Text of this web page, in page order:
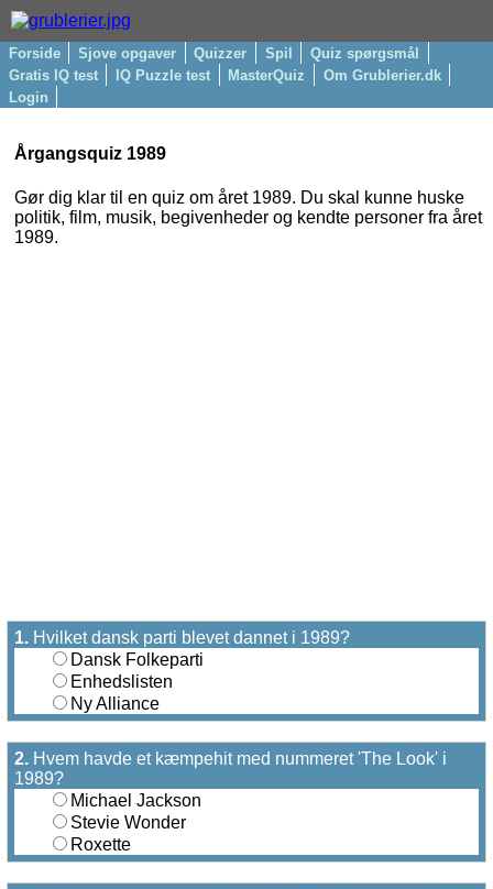
Forside Sjove opgaver Quizzer Spil
Quiz spørgsmål
Gratis IQ test
IQ Puzzle test MasterQuiz
Om Grublerier.dk
Login
Årgangsquiz 1989
Gør dig klar til en quiz om året 1989. Du skal kunne huske
politik, film, musik, begivenheder og kendte personer fra året
1989.
1. Hvilket dansk parti blevet dannet i 1989?
Dansk Folkeparti
Enhedslisten
Ny Alliance
2. Hvem havde et kæmpehit med nummeret 'The Look' i
1989?
Michael Jackson
Stevie Wonder
Roxette